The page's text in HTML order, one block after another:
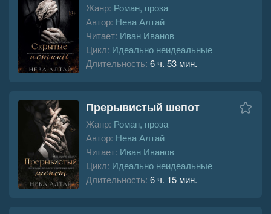
Жанр: Роман, проза
Автор: Нева Алтай
Читает: Иван Иванов
Цикл: Идеально неидеальные
Длительность: 6 ч. 53 мин.
Прерывистый шепот
Жанр: Роман, проза
Автор: Нева Алтай
Читает: Иван Иванов
Цикл: Идеально неидеальные
Длительность: 6 ч. 15 мин.